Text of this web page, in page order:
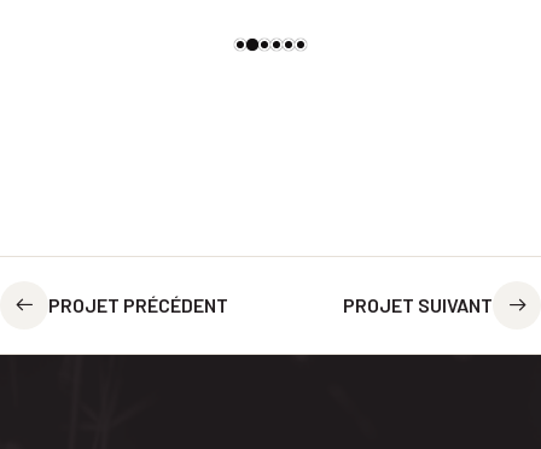
PROJET PRÉCÉDENT PROJET SUIVANT